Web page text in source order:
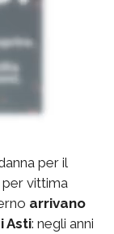
per il
vittima
arrivano
Asti: negli anni